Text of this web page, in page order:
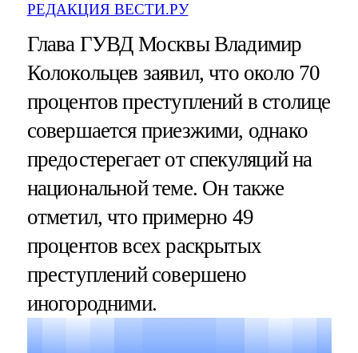
РЕДАКЦИЯ ВЕСТИ.РУ
Глава ГУВД Москвы Владимир
Колокольцев заявил, что около 70
процентов преступлений в столице
совершается приезжими, однако
предостерегает от спекуляций на
национальной теме. Он также
отметил, что примерно 49
процентов всех раскрытых
преступлений совершено
иногородними.